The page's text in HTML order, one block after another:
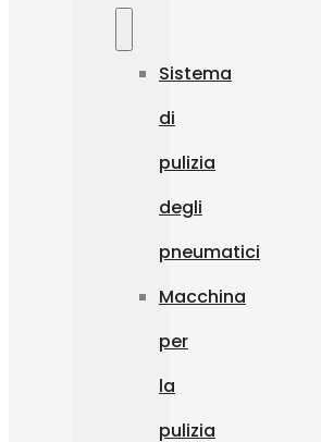
Sistema
di
pulizia
degli
pneumatici
Macchina
per
la
pulizia